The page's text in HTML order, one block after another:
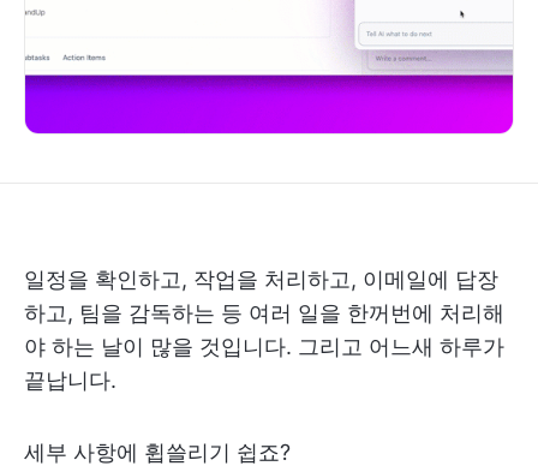
일정을 확인하고, 작업을 처리하고, 이메일에 답장
하고, 팀을 감독하는 등 여러 일을 한꺼번에 처리해
야 하는 날이 많을 것입니다. 그리고 어느새 하루가
끝납니다.
세부 사항에 휩쓸리기 쉽죠?